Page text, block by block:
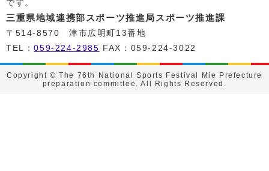
です。
三重県地域連携部スポーツ推進局スポーツ推進課
〒514-8570 津市広明町13番地
TEL：059-224-2985 FAX：059-224-3022
Copyright © The 76th National Sports Festival Mie Prefecture
preparation committee. All Rights Reserved.